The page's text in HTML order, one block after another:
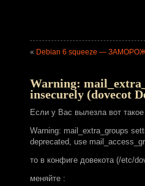
« Debian 6 squeeze —
Warning:
insecurely (dovecot
Если у Вас вылезла вот
Warning: mail_extra_groups
deprecated, use
то в конфиге довекота (/etc/
меняйте :